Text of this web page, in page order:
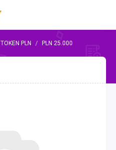
TOKEN PLN PLN 25.000